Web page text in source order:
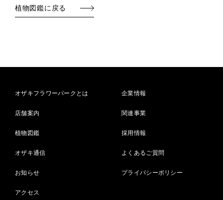
植物図鑑に戻る
オザキフラワーパークとは
店舗案内
植物図鑑
オザキ通信
お知らせ
アクセス
企業情報
関連事業
採用情報
よくあるご質問
プライバシーポリシー